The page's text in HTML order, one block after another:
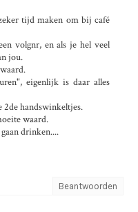
tijd maken om bij café
volgnr, en als je hel veel
jou.
eigenlijk is daar alles
2de handswinkeltjes.
waard.
drinken....
Beantwoorden